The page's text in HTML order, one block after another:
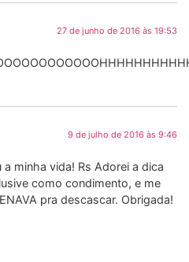
27 de junho de 2016 às 19:53
9 de julho de 2016 às 9:46
minha vida! Rs Adorei a dica
como condimento, e me
pra descascar. Obrigada!